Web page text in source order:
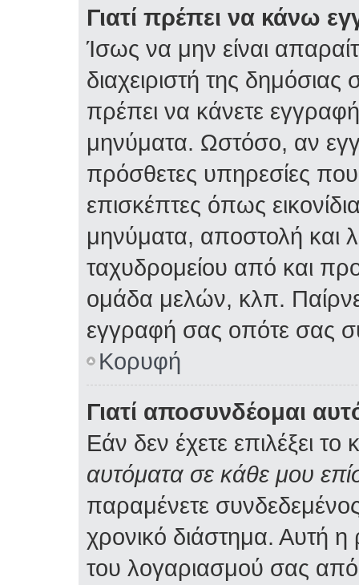
Γιατί πρέπει να κάνω
Ίσως να μην είναι
διαχειριστή της δημόσιας
πρέπει να κάνετε
μηνύματα. Ωστόσο, αν
πρόσθετες υπηρεσίες που
επισκέπτες όπως
μηνύματα, αποστολή και
ταχυδρομείου από και
ομάδα μελών, κλπ.
εγγραφή σας οπότε σας
Κορυφή
Γιατί αποσυνδέομαι
Εάν δεν έχετε επιλέξει το
αυτόματα σε κάθε μου
παραμένετε
χρονικό διάστημα. Αυτή
του λογαριασμού σας